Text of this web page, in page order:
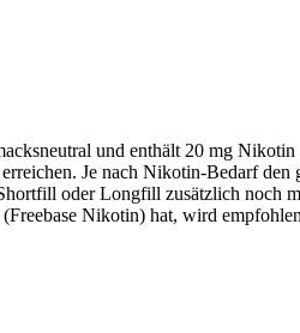
und enthält 20 mg
Je nach Nikotin-Bedarf
oder Longfill zusätzlich
Nikotin) hat, wird